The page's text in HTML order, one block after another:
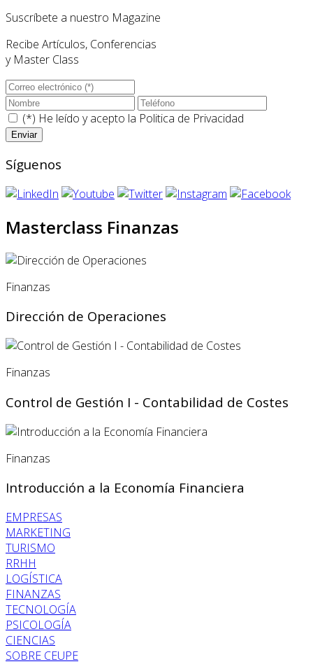
Suscríbete a nuestro Magazine
Recibe Artículos, Conferencias
y Master Class
(*) He leído y acepto la Politica de Privacidad
Síguenos
Masterclass Finanzas
Finanzas
Dirección de Operaciones
Finanzas
Control de Gestión I - Contabilidad de Costes
Finanzas
Introducción a la Economía Financiera
EMPRESAS
MARKETING
TURISMO
RRHH
LOGÍSTICA
FINANZAS
TECNOLOGÍA
PSICOLOGÍA
CIENCIAS
SOBRE CEUPE